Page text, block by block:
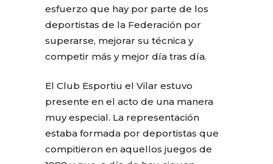
esfuerzo que hay por parte de los
deportistas de la Federación por
superarse, mejorar su técnica y
competir más y mejor día tras día.
El Club Esportiu el Vilar estuvo
presente en el acto de una manera
muy especial. La representación
estaba formada por deportistas que
compitieron en aquellos juegos de